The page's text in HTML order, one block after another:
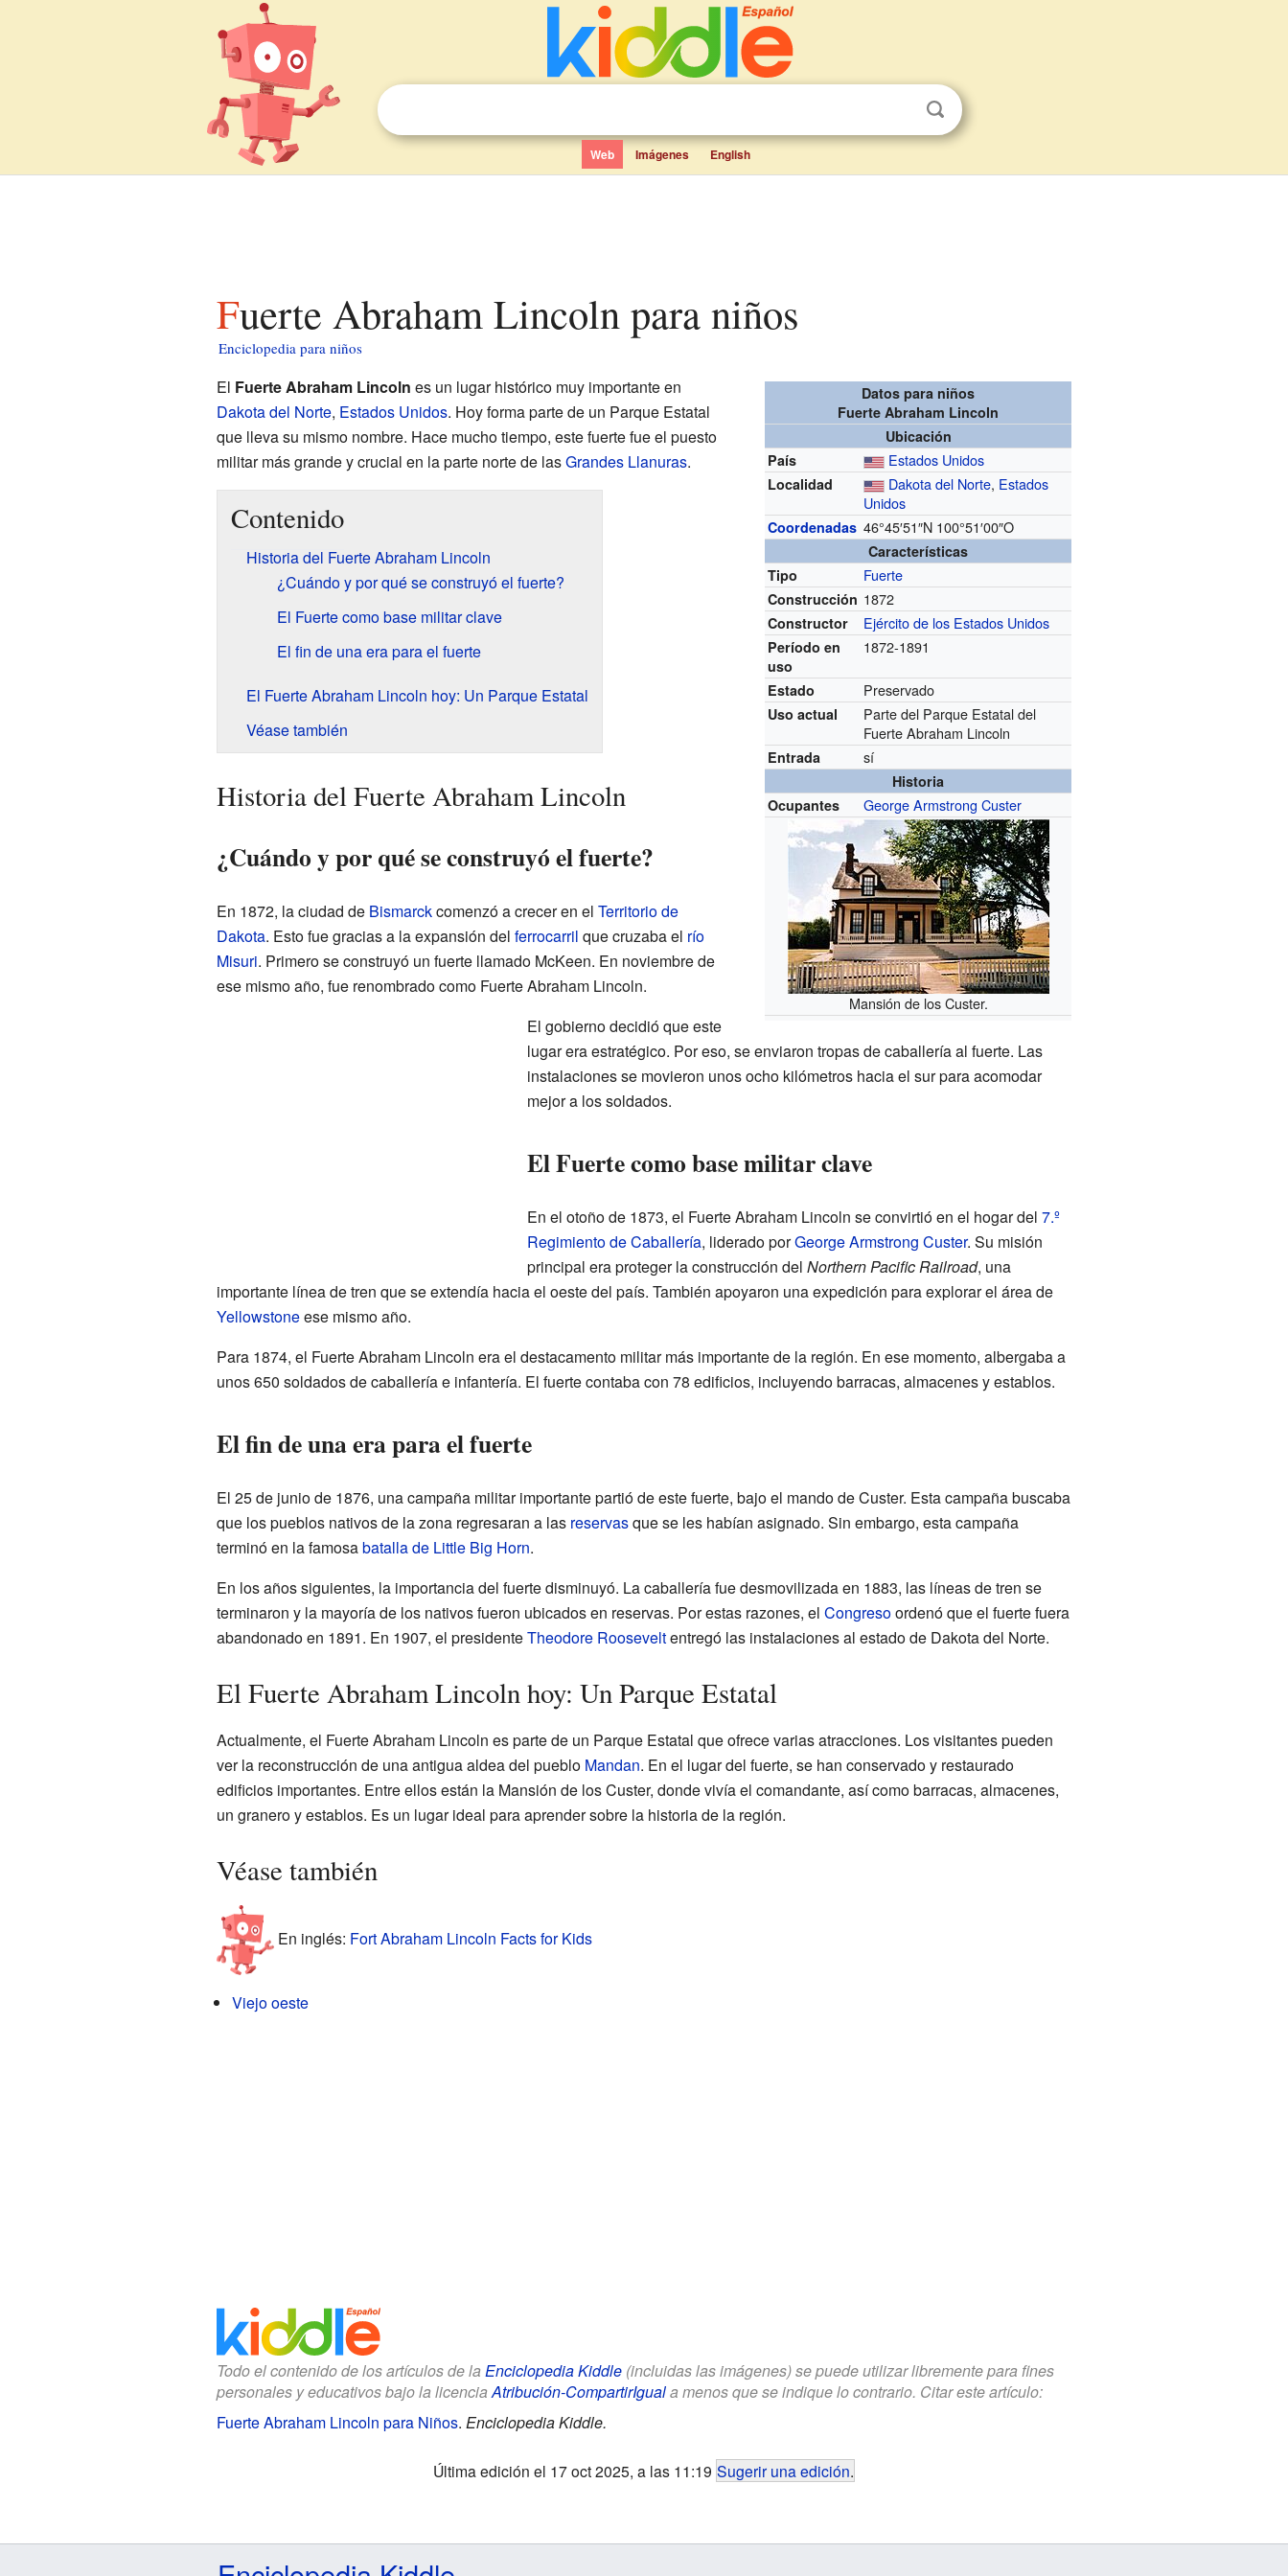
Web Imágenes English
Fuerte Abraham Lincoln para niños
Enciclopedia para niños
Datos para niños
Fuerte Abraham Lincoln
Ubicación
País
Estados Unidos
Localidad Dakota del Norte, Estados
Unidos
Coordenadas 46°45′51″N 100°51′00″O
Características
Tipo
Fuerte
Construcción 1872
Constructor Ejército de los Estados Unidos
Período en
uso
1872-1891
Estado Preservado
Uso actual
Parte del Parque Estatal del
Fuerte Abraham Lincoln
Entrada sí
Historia
Ocupantes
George Armstrong Custer
Mansión de los Custer.
El Fuerte Abraham Lincoln es un lugar histórico muy importante en
Dakota del Norte, Estados Unidos. Hoy forma parte de un Parque Estatal
que lleva su mismo nombre. Hace mucho tiempo, este fuerte fue el puesto
militar más grande y crucial en la parte norte de lasGrandes Llanuras.
Contenido
Historia del Fuerte Abraham Lincoln
¿Cuándo y por qué se construyó el fuerte?
El Fuerte como base militar clave
El fin de una era para el fuerte
El Fuerte Abraham Lincoln hoy: Un Parque Estatal
Véase también
Historia del Fuerte Abraham Lincoln
¿Cuándo y por qué se construyó el fuerte?
En 1872, la ciudad de Bismarckcomenzó a crecer en el Territorio de
Dakota. Esto fue gracias a la expansión del ferrocarril que cruzaba el río
Misuri. Primero se construyó un fuerte llamado McKeen. En noviembre de
ese mismo año, fue renombrado como Fuerte Abraham Lincoln.
El gobierno decidió que este
lugar era estratégico. Por eso, se enviaron tropas de caballería al fuerte. Las
instalaciones se movieron unos ocho kilómetros hacia el sur para acomodar
mejor a los soldados.
El Fuerte como base militar clave
En el otoño de 1873, el Fuerte Abraham Lincoln se convirtió en el hogar del 7.º
Regimiento de Caballería, liderado porGeorge Armstrong Custer. Su misión
principal era proteger la construcción del Northern Pacific Railroad, una
importante línea de tren que se extendía hacia el oeste del país. También apoyaron una expedición para explorar el área de
Yellowstoneese mismo año.
Para 1874, el Fuerte Abraham Lincoln era el destacamento militar más importante de la región. En ese momento, albergaba a
unos 650 soldados de caballería e infantería. El fuerte contaba con 78 edificios, incluyendo barracas, almacenes y establos.
El fin de una era para el fuerte
El 25 de junio de 1876, una campaña militar importante partió de este fuerte, bajo el mando de Custer. Esta campaña buscaba
que los pueblos nativos de la zona regresaran a las reservasque se les habían asignado. Sin embargo, esta campaña
terminó en la famosabatalla de Little Big Horn.
En los años siguientes, la importancia del fuerte disminuyó. La caballería fue desmovilizada en 1883, las líneas de tren se
terminaron y la mayoría de los nativos fueron ubicados en reservas. Por estas razones, el Congresoordenó que el fuerte fuera
abandonado en 1891. En 1907, el presidenteTheodore Rooseveltentregó las instalaciones al estado de Dakota del Norte.
El Fuerte Abraham Lincoln hoy: Un Parque Estatal
Actualmente, el Fuerte Abraham Lincoln es parte de un Parque Estatal que ofrece varias atracciones. Los visitantes pueden
ver la reconstrucción de una antigua aldea del pueblo Mandan. En el lugar del fuerte, se han conservado y restaurado
edificios importantes. Entre ellos están la Mansión de los Custer, donde vivía el comandante, así como barracas, almacenes,
un granero y establos. Es un lugar ideal para aprender sobre la historia de la región.
Véase también
En inglés: Fort Abraham Lincoln Facts for Kids
Viejo oeste
Todo el contenido de los artículos de la Enciclopedia Kiddle(incluidas las imágenes) se puede utilizar libremente para fines
personales y educativos bajo la licenciaAtribución-CompartirIguala menos que se indique lo contrario. Citar este artículo:
Fuerte Abraham Lincoln para Niños. Enciclopedia Kiddle.
Última edición el 17 oct 2025, a las 11:19 Sugerir una edición.